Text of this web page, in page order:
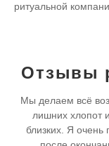
ритуальной
Отзывы
Мы делаем всё
лишних хлопот
близких. Я очень